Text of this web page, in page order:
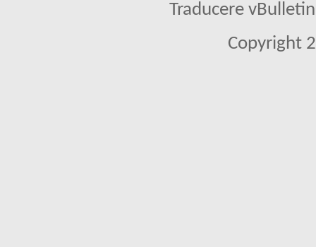
Traducere
Copyright